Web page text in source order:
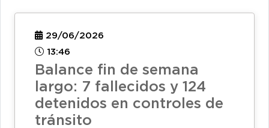
29/06/2026
13:46
Balance fin de semana
largo: 7 fallecidos y 124
detenidos en controles de
tránsito